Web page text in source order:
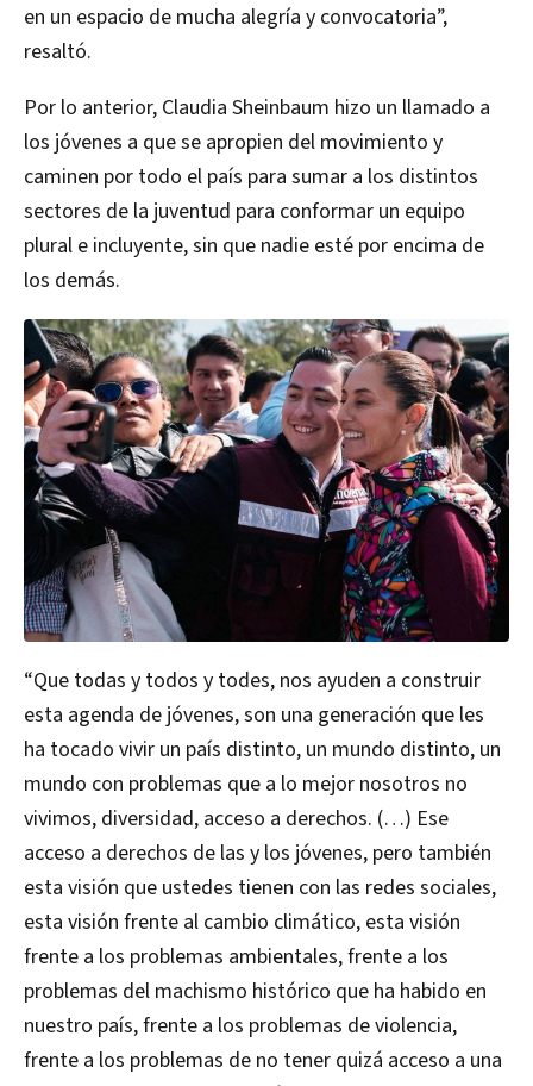
en un espacio de mucha alegría y convocatoria”,
resaltó.
Por lo anterior, Claudia Sheinbaum hizo un llamado a
los jóvenes a que se apropien del movimiento y
caminen por todo el país para sumar a los distintos
sectores de la juventud para conformar un equipo
plural e incluyente, sin que nadie esté por encima de
los demás.
“Que todas y todos y todes, nos ayuden a construir
esta agenda de jóvenes, son una generación que les
ha tocado vivir un país distinto, un mundo distinto, un
mundo con problemas que a lo mejor nosotros no
vivimos, diversidad, acceso a derechos. (…) Ese
acceso a derechos de las y los jóvenes, pero también
esta visión que ustedes tienen con las redes sociales,
esta visión frente al cambio climático, esta visión
frente a los problemas ambientales, frente a los
problemas del machismo histórico que ha habido en
nuestro país, frente a los problemas de violencia,
frente a los problemas de no tener quizá acceso a una